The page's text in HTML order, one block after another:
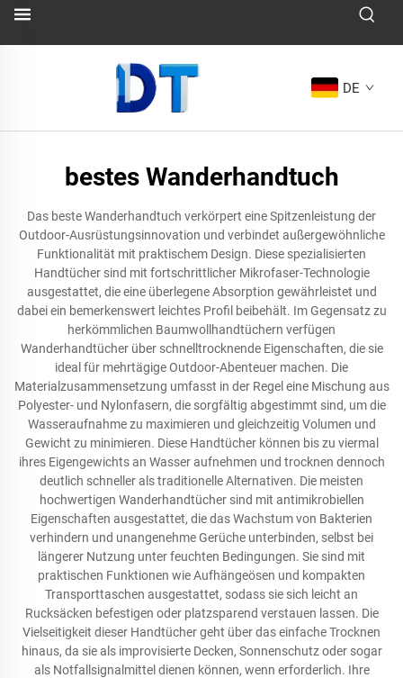
DE
bestes Wanderhandtuch
Das beste Wanderhandtuch verkörpert eine Spitzenleistung der
Outdoor-Ausrüstungsinnovation und verbindet außergewöhnliche
Funktionalität mit praktischem Design. Diese spezialisierten
Handtücher sind mit fortschrittlicher Mikrofaser-Technologie
ausgestattet, die eine überlegene Absorption gewährleistet und
dabei ein bemerkenswert leichtes Profil beibehält. Im Gegensatz zu
herkömmlichen Baumwollhandtüchern verfügen
Wanderhandtücher über schnelltrocknende Eigenschaften, die sie
ideal für mehrtägige Outdoor-Abenteuer machen. Die
Materialzusammensetzung umfasst in der Regel eine Mischung aus
Polyester- und Nylonfasern, die sorgfältig abgestimmt sind, um die
Wasseraufnahme zu maximieren und gleichzeitig Volumen und
Gewicht zu minimieren. Diese Handtücher können bis zu viermal
ihres Eigengewichts an Wasser aufnehmen und trocknen dennoch
deutlich schneller als traditionelle Alternativen. Die meisten
hochwertigen Wanderhandtücher sind mit antimikrobiellen
Eigenschaften ausgestattet, die das Wachstum von Bakterien
verhindern und unangenehme Gerüche unterbinden, selbst bei
längerer Nutzung unter feuchten Bedingungen. Sie sind mit
praktischen Funktionen wie Aufhängeösen und kompakten
Transporttaschen ausgestattet, sodass sie sich leicht an
Rucksäcken befestigen oder platzsparend verstauen lassen. Die
Vielseitigkeit dieser Handtücher geht über das einfache Trocknen
hinaus, da sie als improvisierte Decken, Sonnenschutz oder sogar
als Notfallsignalmittel dienen können, wenn erforderlich. Ihre